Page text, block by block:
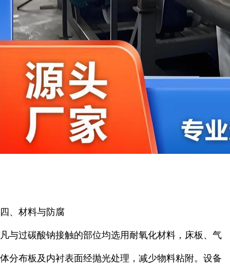
四、材料与防腐
凡与过碳酸钠接触的部位均选用耐氧化材料，床板、气
体分布板及内衬表面经抛光处理，减少物料粘附。设备